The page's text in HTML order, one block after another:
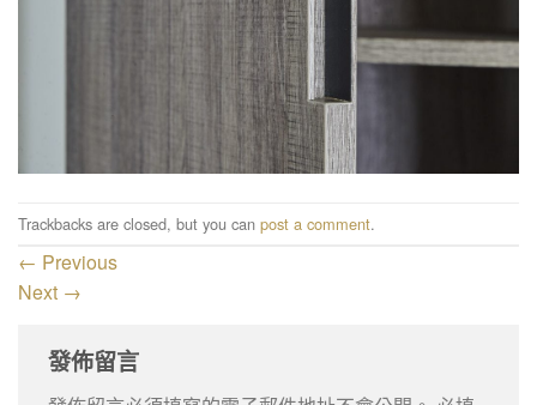
Trackbacks are closed, but you can post a comment.
← Previous
Next →
發佈留言